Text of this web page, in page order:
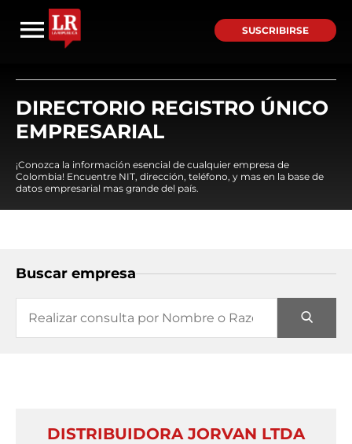
SUSCRIBIRSE
DIRECTORIO REGISTRO ÚNICO
EMPRESARIAL
¡Conozca la información esencial de cualquier empresa de
Colombia! Encuentre NIT, dirección, teléfono, y mas en la base de
datos empresarial mas grande del país.
Buscar empresa
DISTRIBUIDORA JORVAN LTDA